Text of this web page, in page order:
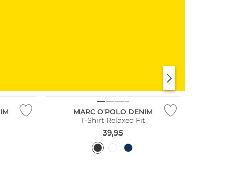
MARC O'POLO DENIM
T-Shirt Relaxed Fit
39,95